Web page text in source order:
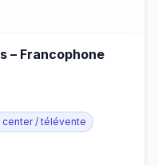
– Francophone
center / télévente